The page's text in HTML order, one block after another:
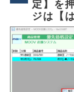
定】を
ジは【